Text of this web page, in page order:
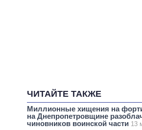
ЧИТАЙТЕ ТАКЖЕ
Миллионные хищения на
на Днепропетровщине
чиновников воинской части 13